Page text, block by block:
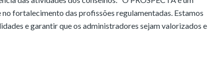
fortalecimento das profissões regulamentadas. Estamos
e garantir que os administradores sejam valorizados e